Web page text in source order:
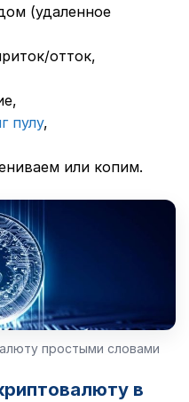
(удаленное
отток,
пулу,
или копим.
простыми словами
в